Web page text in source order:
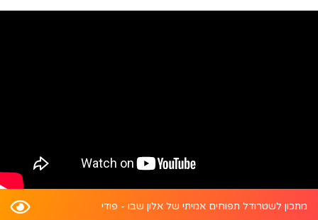
מתכון לשטרודל תפוחים אמיתי של אלון שבו - פודי